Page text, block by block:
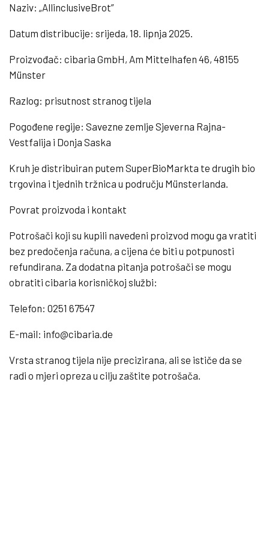
Naziv: „AllinclusiveBrot”
Datum distribucije: srijeda, 18. lipnja 2025.
Proizvođač: cibaria GmbH, Am Mittelhafen 46, 48155
Münster
Razlog: prisutnost stranog tijela
Pogođene regije: Savezne zemlje Sjeverna Rajna-
Vestfalija i Donja Saska
Kruh je distribuiran putem SuperBioMarkta te drugih bio
trgovina i tjednih tržnica u području Münsterlanda.
Povrat proizvoda i kontakt
Potrošači koji su kupili navedeni proizvod mogu ga vratiti
bez predočenja računa, a cijena će biti u potpunosti
refundirana. Za dodatna pitanja potrošači se mogu
obratiti cibaria korisničkoj službi:
Telefon: 0251 67547
E-mail: info@cibaria.de
Vrsta stranog tijela nije precizirana, ali se ističe da se
radi o mjeri opreza u cilju zaštite potrošača.